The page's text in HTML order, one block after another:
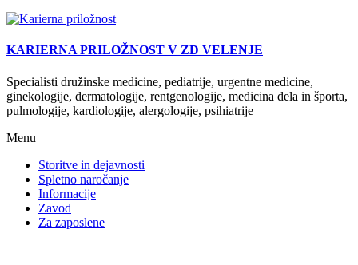
KARIERNA PRILOŽNOST V ZD VELENJE
Specialisti družinske medicine, pediatrije, urgentne medicine,
ginekologije, dermatologije, rentgenologije, medicina dela in športa,
pulmologije, kardiologije, alergologije, psihiatrije
Menu
Storitve in dejavnosti
Spletno naročanje
Informacije
Zavod
Za zaposlene